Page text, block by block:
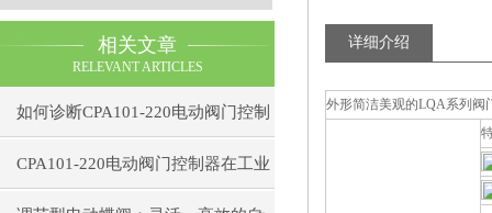
相关文章
RELEVANT ARTICLES
如何诊断CPA101-220电动阀门控制
器的通信故障？
CPA101-220电动阀门控制器在工业
详细介绍
外形简洁美观的LQA系列阀